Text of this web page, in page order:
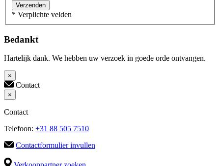
Verzenden
* Verplichte velden
Bedankt
Hartelijk dank. We hebben uw verzoek in goede orde ontvangen.
×
Contact
×
Contact
Telefoon: +31 88 505 7510
Contactformulier invullen